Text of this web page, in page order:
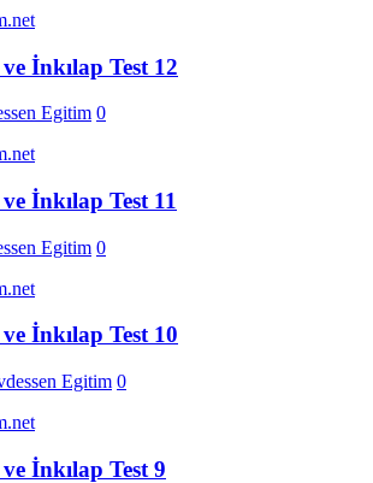
İnkılap Test 12
Egitim 0
İnkılap Test 11
Egitim 0
İnkılap Test 10
Egitim 0
İnkılap Test 9